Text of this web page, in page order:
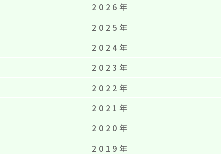
2026年
2025年
2024年
2023年
2022年
2021年
2020年
2019年